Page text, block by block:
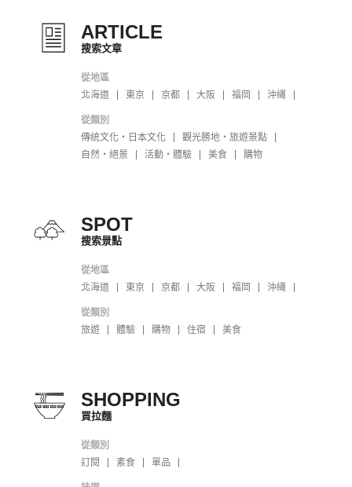
ARTICLE
搜索文章
從地區
北海道
東京 京都 大阪 福岡 沖縄
從類別
傳統文化・日本文化
觀光勝地・旅遊景點
自然・絕景
活動・體驗 美食 購物
SPOT
搜索景點
從地區
北海道
東京 京都 大阪 福岡 沖縄
從類別
旅遊
體驗 購物 住宿 美食
SHOPPING
買拉麵
從類別
訂閱
素食 單品